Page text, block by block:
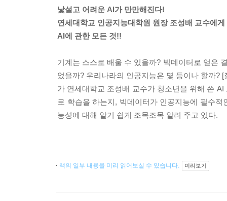
낯설고 어려운 AI가 만만해진다!
연세대학교 인공지능대학원 원장 조성배 교수에게
AI에 관한 모든 것!!
기계는 스스로 배울 수 있을까? 빅데이터로 얻은
었을까? 우리나라의 인공지능은 몇 등이나 할까?
가 연세대학교 조성배 교수가 청소년을 위해 쓴
로 학습을 하는지, 빅데이터가 인공지능에 필수
능성에 대해 알기 쉽게 조목조목 알려 주고 있다.
책의 일부 내용을 미리 읽어보실 수 있습니다. 미리보기